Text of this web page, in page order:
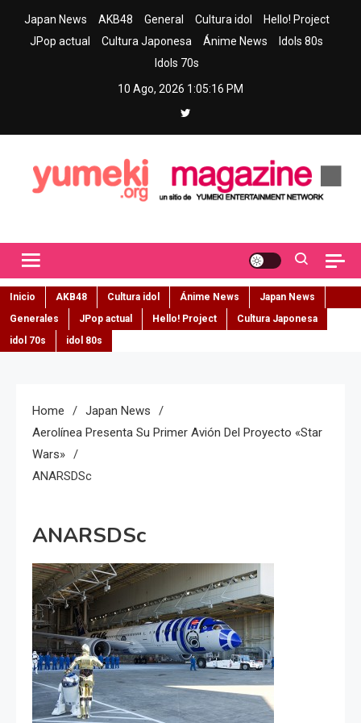
Japan News AKB48 General Cultura idol
Hello! Project
JPop actual
Cultura Japonesa Ánime News
Idols 80s
Idols 70s
10 Ago, 2026 1:05:17 PM
Inicio AKB48 Cultura idol Ánime News
Japan News
Generales
JPop actual Hello! Project
Cultura Japonesa
idol 70s
idol 80s
Home
Japan News
Aerolínea Presenta Su Primer Avión Del Proyecto «Star
Wars»
ANARSDSc
ANARSDSc